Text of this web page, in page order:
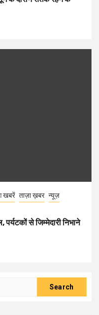
खबरें ताज़ा ख़बर न्यूज़
से जिम्मेदारी निभाने